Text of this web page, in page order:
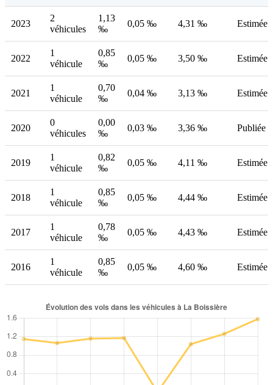
2023
2
véhicules
1,13
‰
0,05 ‰ 4,31 ‰ Estimée
2022
1
véhicule
0,85
‰
0,05 ‰ 3,50 ‰ Estimée
2021
1
véhicule
0,70
‰
0,04 ‰ 3,13 ‰ Estimée
2020
0
véhicules
0,00
‰
0,03 ‰ 3,36 ‰ Publiée
2019
1
véhicule
0,82
‰
0,05 ‰ 4,11 ‰ Estimée
2018
1
véhicule
0,85
‰
0,05 ‰ 4,44 ‰ Estimée
2017
1
véhicule
0,78
‰
0,05 ‰ 4,43 ‰ Estimée
2016
1
véhicule
0,85
‰
0,05 ‰ 4,60 ‰ Estimée